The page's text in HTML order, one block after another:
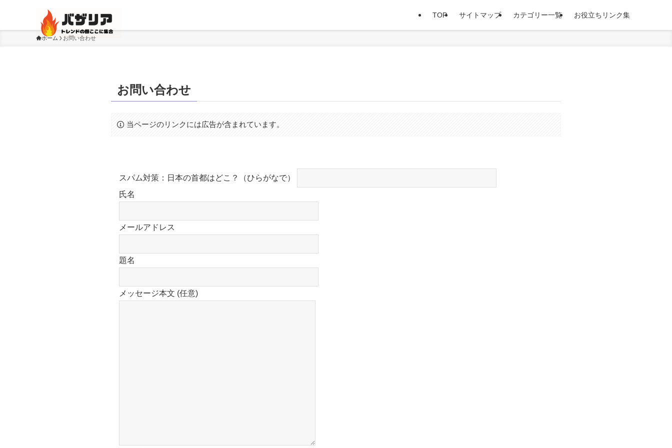
TOP サイトマップ カテゴリー一覧 お役立ちリンク集
ホーム お問い合わせ
お問い合わせ
当ページのリンクには広告が含まれています。
スパム対策：日本の首都はどこ？（ひらがなで）
氏名
メールアドレス
題名
メッセージ本文 (任意)